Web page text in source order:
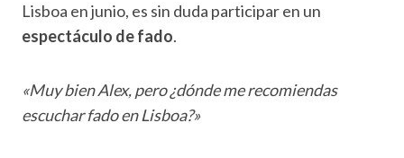
Lisboa en junio, es sin duda participar en un
espectáculo de fado.
«Muy bien Alex, pero ¿dónde me recomiendas
escuchar fado en Lisboa?»